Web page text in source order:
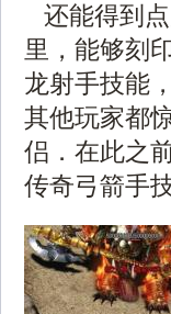
还能得到
里，能够刻
龙射手技能
其他玩家都
侣．在此之
传奇弓箭手